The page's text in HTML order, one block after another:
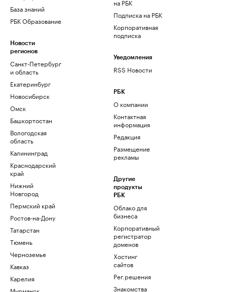
База знаний
РБК Образование
Новости
регионов
Санкт-Петербург
и область
Екатеринбург
Новосибирск
Омск
Башкортостан
Вологодская
область
Калининград
Краснодарский
край
Нижний
Новгород
Пермский край
Ростов-на-Дону
Татарстан
Тюмень
Черноземье
Кавказ
Карелия
на РБК
Подписка на РБК
Корпоративная
подписка
Уведомления
RSS Новости
РБК
О компании
Контактная
информация
Редакция
Размещение
рекламы
Другие
продукты
РБК
Облако для
бизнеса
Корпоративный
регистратор
доменов
Хостинг
сайтов
Рег.решения
Знакомства